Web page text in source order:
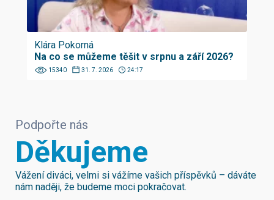
Klára Pokorná
Na co se můžeme těšit v srpnu a září 2026?
15340 31. 7. 2026 24:17
Podpořte nás
Děkujeme
Vážení diváci, velmi si vážíme vašich příspěvků – dáváte
nám naději, že budeme moci pokračovat.